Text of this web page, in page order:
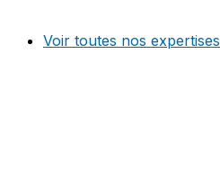
Voir toutes nos expertises